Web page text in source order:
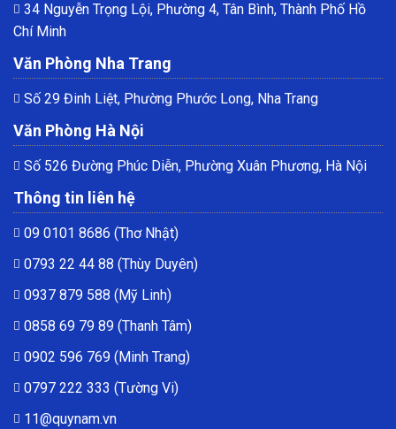
34 Nguyễn Trọng Lội, Phường 4, Tân Bình, Thành Phố Hồ
Chí Minh
Văn Phòng Nha Trang
Số 29 Đinh Liệt, Phường Phước Long, Nha Trang
Văn Phòng Hà Nội
Số 526 Đường Phúc Diễn, Phường Xuân Phương, Hà Nội
Thông tin liên hệ
09 0101 8686 (Thơ Nhật)
0793 22 44 88 (Thùy Duyên)
0937 879 588 (Mỹ Linh)
0858 69 79 89 (Thanh Tâm)
0902 596 769 (Minh Trang)
0797 222 333 (Tường Vi)
11@quynam.vn